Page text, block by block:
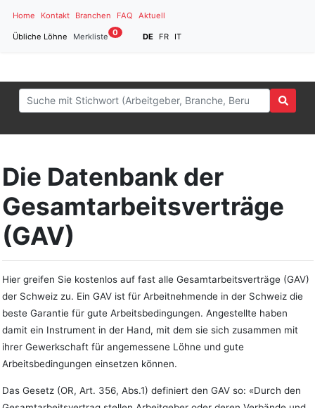
Home Kontakt Branchen FAQ Aktuell
Übliche Löhne Merkliste 0 DE FR IT
Die Datenbank der
Gesamtarbeitsverträge
(GAV)
Hier greifen Sie kostenlos auf fast alle Gesamtarbeitsverträge (GAV)
der Schweiz zu. Ein GAV ist für Arbeitnehmende in der Schweiz die
beste Garantie für gute Arbeitsbedingungen. Angestellte haben
damit ein Instrument in der Hand, mit dem sie sich zusammen mit
ihrer Gewerkschaft für angemessene Löhne und gute
Arbeitsbedingungen einsetzen können.
Das Gesetz (OR, Art. 356, Abs.1) definiert den GAV so: «Durch den